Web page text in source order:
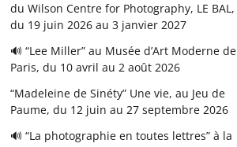
du Wilson Centre for Photography, LE BAL,
du 19 juin 2026 au 3 janvier 2027
🔊 “Lee Miller” au Musée d’Art Moderne de
Paris, du 10 avril au 2 août 2026
“Madeleine de Sinéty” Une vie, au Jeu de
Paume, du 12 juin au 27 septembre 2026
🔊 “La photographie en toutes lettres” à la